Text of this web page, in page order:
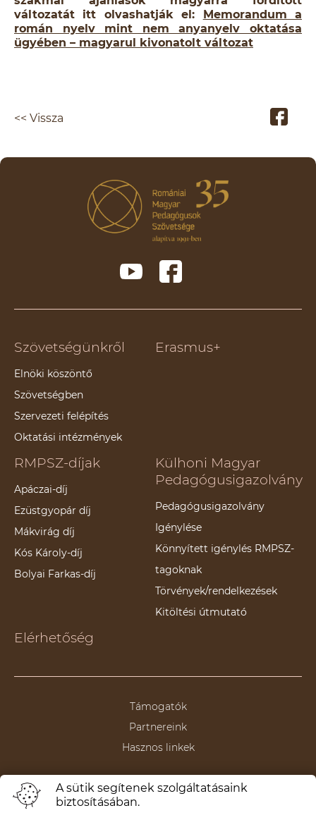
változatát itt olvashatják el: Memorandum a
román nyelv mint nem anyanyelv oktatása
ügyében – magyarul kivonatolt változat
<< Vissza
Szövetségünkről
Elnöki köszöntő
Szövetségben
Szervezeti felépítés
Oktatási intézmények
Erasmus+
RMPSZ-díjak
Apáczai-díj
Ezüstgyopár díj
Mákvirág díj
Kós Károly-díj
Bolyai Farkas-díj
Külhoni Magyar
Pedagógusigazolvány
Pedagógusigazolvány
Igénylése
Könnyített igénylés RMPSZ-
tagoknak
Törvények/rendelkezések
Kitöltési útmutató
Elérhetőség
Támogatók
Partnereink
Hasznos linkek
A sütik segítenek szolgáltatásaink
biztosításában.